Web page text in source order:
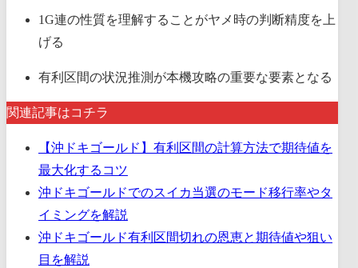
1G連の性質を理解することがヤメ時の判断精度を上
げる
有利区間の状況推測が本機攻略の重要な要素となる
関連記事はコチラ
【沖ドキゴールド】有利区間の計算方法で期待値を
最大化するコツ
沖ドキゴールドでのスイカ当選のモード移行率やタ
イミングを解説
沖ドキゴールド有利区間切れの恩恵と期待値や狙い
目を解説